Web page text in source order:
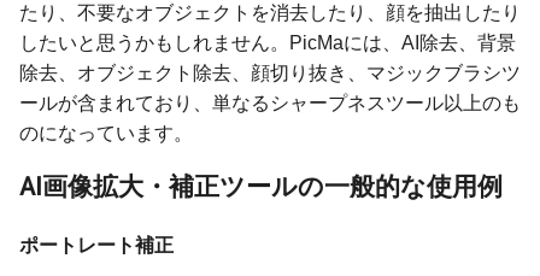
たり、不要なオブジェクトを消去したり、顔を抽出したり
したいと思うかもしれません。PicMaには、AI除去、背景
除去、オブジェクト除去、顔切り抜き、マジックブラシツ
ールが含まれており、単なるシャープネスツール以上のも
のになっています。
AI画像拡大・補正ツールの一般的な使用例
ポートレート補正